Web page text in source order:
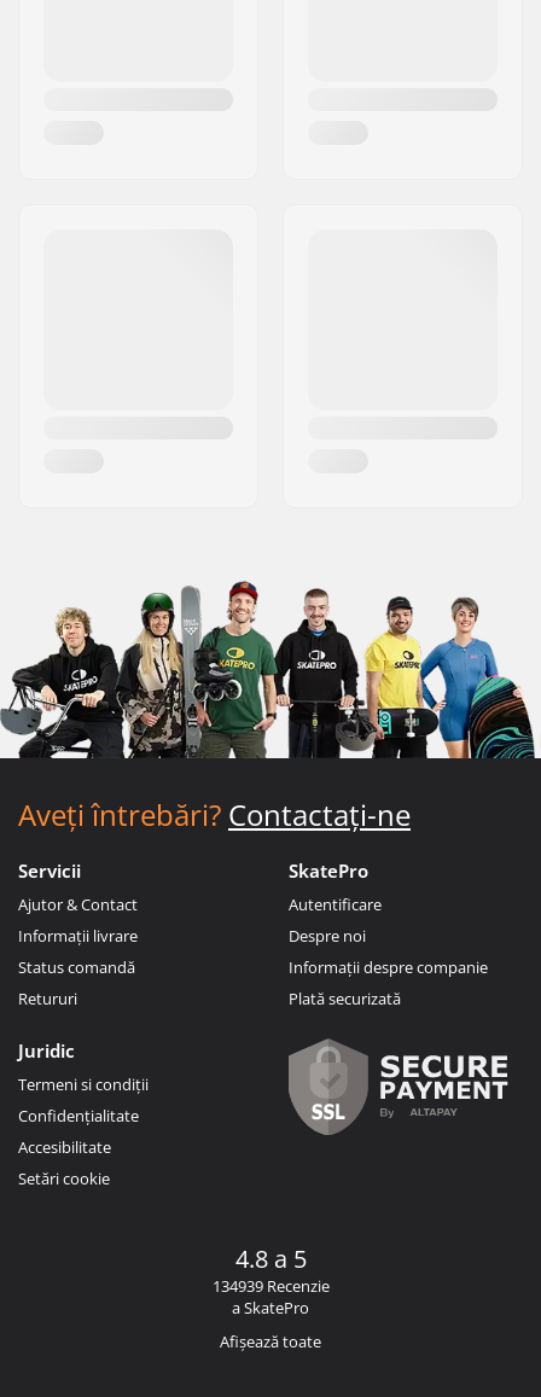
Aveți întrebări? Contactați-ne
Servicii
Ajutor & Contact
Informații livrare
Status comandă
Retururi
SkatePro
Autentificare
Despre noi
Informații despre companie
Plată securizată
Juridic
Termeni si condiții
Confidențialitate
Accesibilitate
Setări cookie
4.8 a 5
134939 Recenzie
a SkatePro
Afișează toate